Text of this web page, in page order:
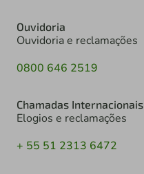
Ouvidoria
Ouvidoria e reclamações
0800 646 2519
Chamadas Internacionais
Elogios e reclamações
+ 55 51 2313 6472